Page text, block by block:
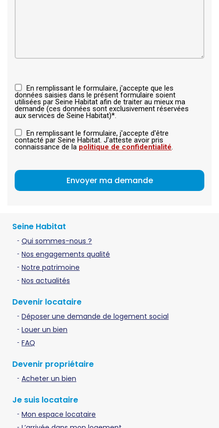
En remplissant le formulaire, j'accepte que les
données saisies dans le présent formulaire soient
utilisées par Seine Habitat afin de traiter au mieux ma
demande (ces données sont exclusivement réservées
aux services de Seine Habitat)*.
En remplissant le formulaire, j'accepte d'être
contacté par Seine Habitat. J'atteste avoir pris
connaissance de la politique de confidentialité.
Seine Habitat
Qui sommes-nous ?
Nos engagements qualité
Notre patrimoine
Nos actualités
Devenir locataire
Déposer une demande de logement social
Louer un bien
FAQ
Devenir propriétaire
Acheter un bien
Je suis locataire
Mon espace locataire